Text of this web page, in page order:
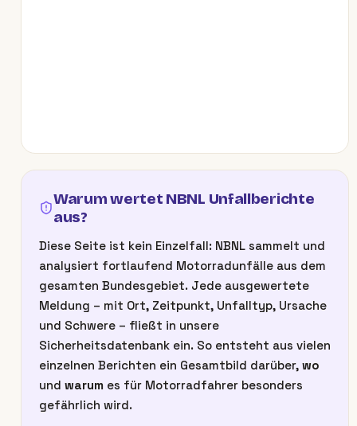
Warum wertet NBNL Unfallberichte
aus?
Diese Seite ist kein Einzelfall: NBNL sammelt und
analysiert fortlaufend Motorradunfälle aus dem
gesamten Bundesgebiet. Jede ausgewertete
Meldung – mit Ort, Zeitpunkt, Unfalltyp, Ursache
und Schwere – fließt in unsere
Sicherheitsdatenbank ein. So entsteht aus vielen
einzelnen Berichten ein Gesamtbild darüber, wo
und warum es für Motorradfahrer besonders
gefährlich wird.